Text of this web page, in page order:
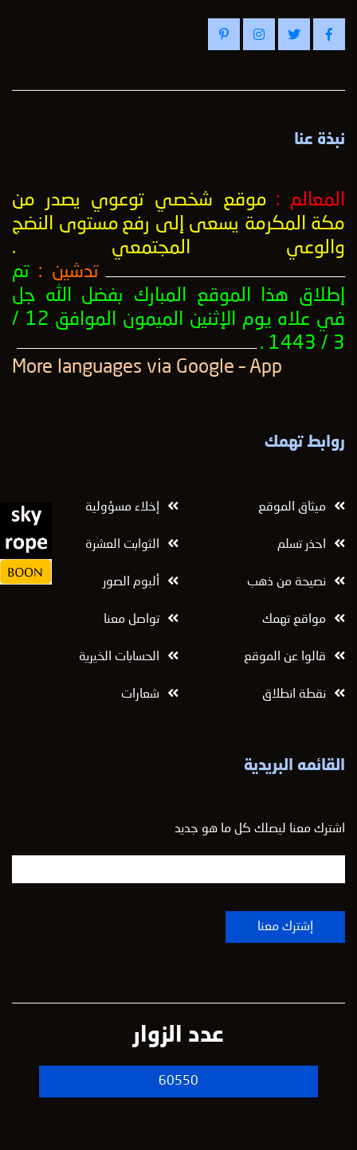
نبذة عنا
المعالم : موقع شخصي توعوي يصدر من
مكة المكرمة يسعى إلى رفع مستوى النضج
والوعي المجتمعي .
ــــــــــــــــــــــــــــــــــــــــــــــــــــــــــــــــــــــــــــــــــــــــــــــــــــ تدشين : تم
إطلاق هذا الموقع المبارك بفضل الله جل
في علاه يوم الإثنين الميمون الموافق 12 /
3 / 1443 .
ــــــــــــــــــــــــــــــــــــــــــــــــــــــــــــــــــــــــــــــــــــــــــــــــــــ
روابط تهمك
ميثاق الموقع إخلاء مسؤولية
احذر تسلم الثوابت العشرة
نصيحة من ذهب ألبوم الصور
مواقع تهمك تواصل معنا
قالوا عن الموقع الحسابات الخيرية
نقطة انطلاق شعارات
القائمه البريدية
اشترك معنا ليصلك كل ما هو جديد
عدد الزوار
60550